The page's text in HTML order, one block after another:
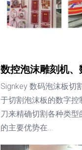
数控泡沫雕刻机
Signkey 数码泡沫板切
于切割泡沫板的数字
刀来精确切割各种类
的主要优势在...